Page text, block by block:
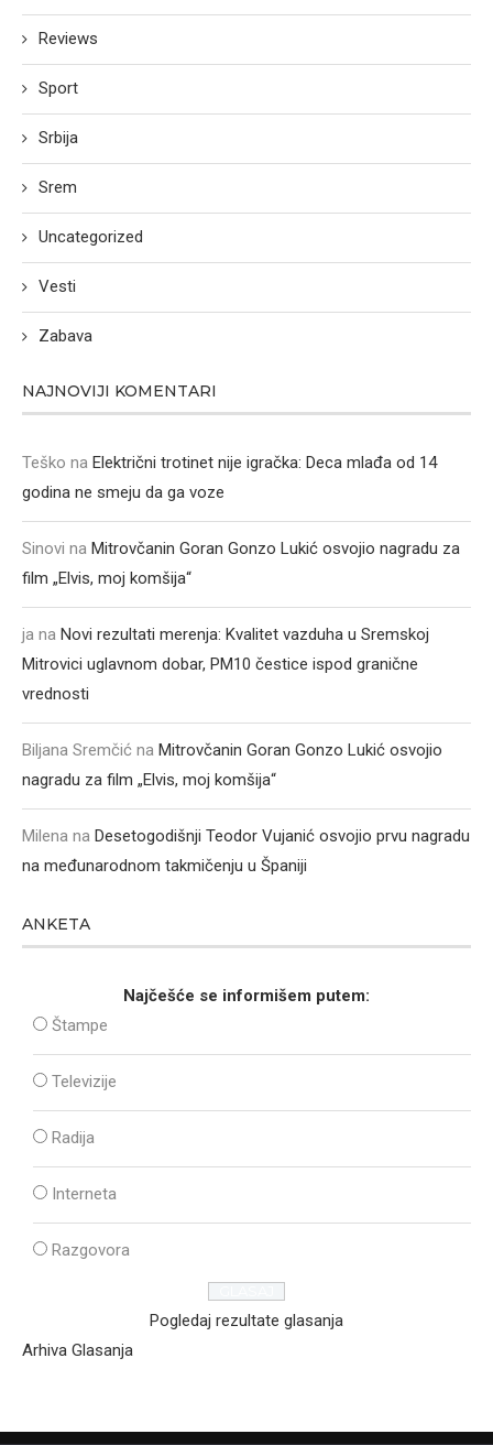
Reviews
Sport
Srbija
Srem
Uncategorized
Vesti
Zabava
NAJNOVIJI KOMENTARI
Teško na Električni trotinet nije igračka: Deca mlađa od 14
godina ne smeju da ga voze
Sinovi na Mitrovčanin Goran Gonzo Lukić osvojio nagradu za
film „Elvis, moj komšija“
ja na Novi rezultati merenja: Kvalitet vazduha u Sremskoj
Mitrovici uglavnom dobar, PM10 čestice ispod granične
vrednosti
Biljana Sremčić na Mitrovčanin Goran Gonzo Lukić osvojio
nagradu za film „Elvis, moj komšija“
Milena na Desetogodišnji Teodor Vujanić osvojio prvu nagradu
na međunarodnom takmičenju u Španiji
ANKETA
Najčešće se informišem putem:
Štampe
Televizije
Radija
Interneta
Razgovora
Pogledaj rezultate glasanja
Arhiva Glasanja